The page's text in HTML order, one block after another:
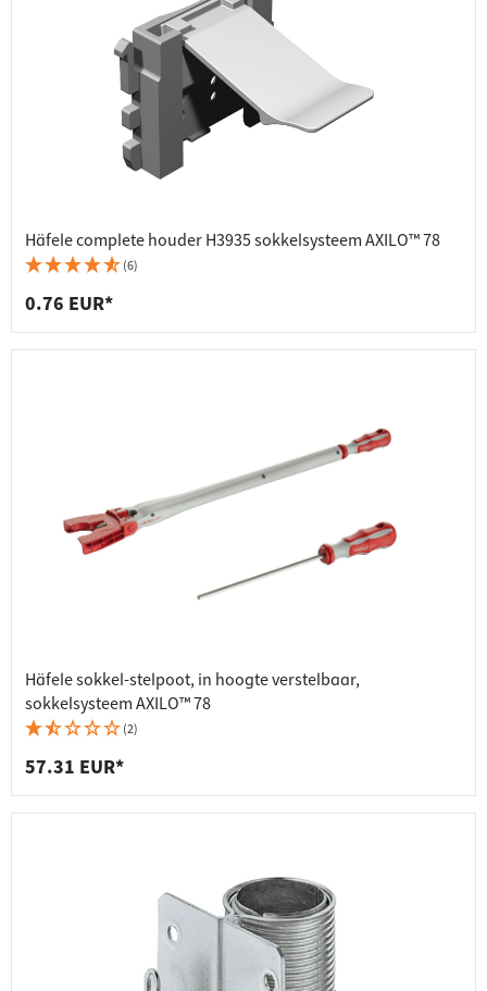
Häfele complete houder H3935 sokkelsysteem AXILO™ 78
(6)
0.76 EUR*
Häfele sokkel-stelpoot, in hoogte verstelbaar,
sokkelsysteem AXILO™ 78
(2)
57.31 EUR*